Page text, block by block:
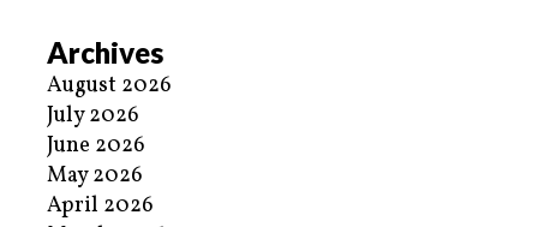
Archives
August 2026
July 2026
June 2026
May 2026
April 2026